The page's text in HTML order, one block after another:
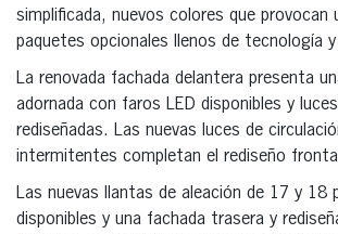
simplificada, nuevos colores que provocan
paquetes opcionales llenos de tecnología y
La renovada fachada delantera presenta
adornada con faros LED disponibles y
rediseñadas. Las nuevas luces de
intermitentes completan el rediseño
Las nuevas llantas de aleación de 17 y 18
disponibles y una fachada trasera y